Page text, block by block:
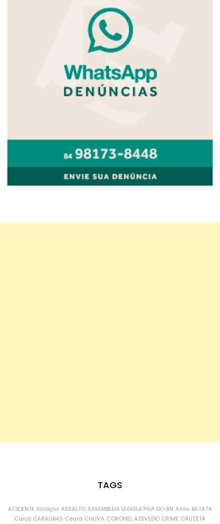
TAGS
ACIDENTE Alcaçuz ASSALTO ASSEMBLEIA LEGISLATIVA DO RN Assu BATATA
Caicó CARAÚBAS Ceará CHUVA CORONEL AZEVEDO CRIME CRUZETA